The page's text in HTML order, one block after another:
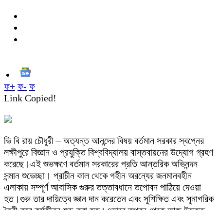
ফ+ ফ- ফ
Link Copied!
ভি বি রায় চৌধুরী – অত্যন্ত আনন্দের বিষয় বর্তমান সরকার স্বপ্নের
লক্ষীপুরে বিজ্ঞান ও প্রযুক্তি বিশ্ববিদ্যালয় বাস্তবায়নের উদ্যোগ গ্রহণ
করেছে।এই শুভক্ষণে বর্তমান সরকারের প্রতি আন্তরিক অভিনন্দন
সন্মান শুভেচ্ছা। প্রাচীন কাল থেকে গহীন অরন্যের জনমানবহীন
এলাকায় সম্পূর্ণ আবাসিক গুরুর তত্তাবধানে তপোবন পাঠিয়ে দেওয়া
হত।গুরু তার দায়িত্বে জ্ঞান দান করেতেন এবং সুশিক্ষিত এবং সুনাগরিক